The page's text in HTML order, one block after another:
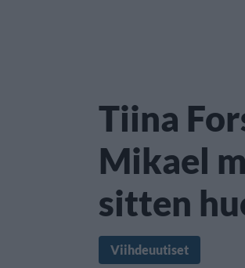
Tiina
Mikael
sitten
Viihdeuutiset